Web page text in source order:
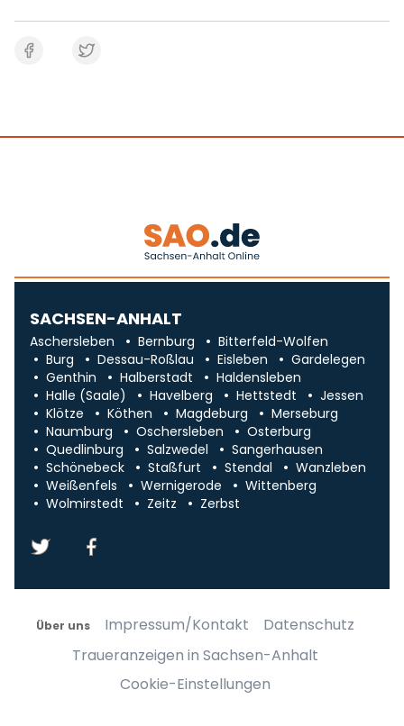
SACHSEN-ANHALT
Aschersleben Bernburg
Bitterfeld-Wolfen
Burg
Dessau-Roßlau Eisleben
Gardelegen
Genthin
Halberstadt
Haldensleben
Halle (Saale)
Havelberg Hettstedt
Jessen
Klötze
Köthen Magdeburg
Merseburg
Naumburg
Oschersleben
Osterburg
Quedlinburg
Salzwedel
Sangerhausen
Schönebeck
Staßfurt Stendal
Wanzleben
Weißenfels
Wernigerode
Wittenberg
Wolmirstedt
Zeitz Zerbst
Über uns Impressum/Kontakt
Datenschutz
Traueranzeigen in Sachsen-Anhalt
Cookie-Einstellungen